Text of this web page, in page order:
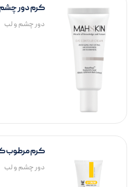
کرم دور
دور چشم و لب
کرم مرطوب
دور چشم و لب